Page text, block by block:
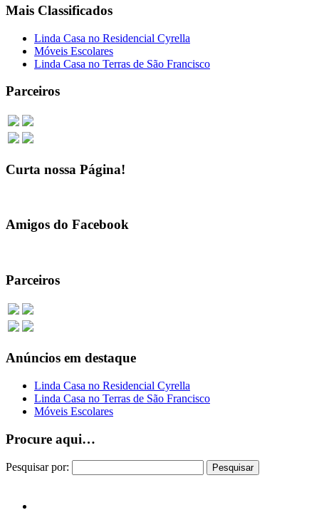
Mais Classificados
Linda Casa no Residencial Cyrella
Móveis Escolares
Linda Casa no Terras de São Francisco
Parceiros
Curta nossa Página!
Amigos do Facebook
Parceiros
Anúncios em destaque
Linda Casa no Residencial Cyrella
Linda Casa no Terras de São Francisco
Móveis Escolares
Procure aqui…
Pesquisar por: